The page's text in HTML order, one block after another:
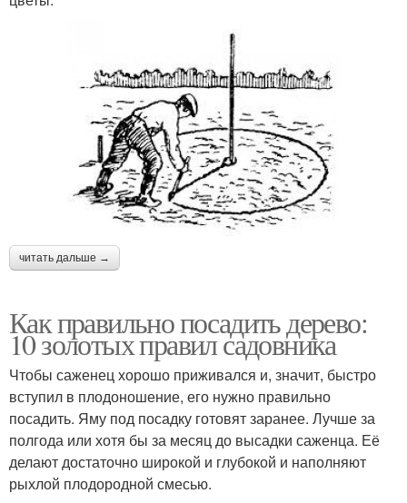
читать дальше →
Как правильно посадить дерево:
10 золотых правил садовника
Чтобы саженец хорошо приживался и, значит, быстро
вступил в плодоношение, его нужно правильно
посадить. Яму под посадку готовят заранее. Лучше за
полгода или хотя бы за месяц до высадки саженца. Её
делают достаточно широкой и глубокой и наполняют
рыхлой плодородной смесью.